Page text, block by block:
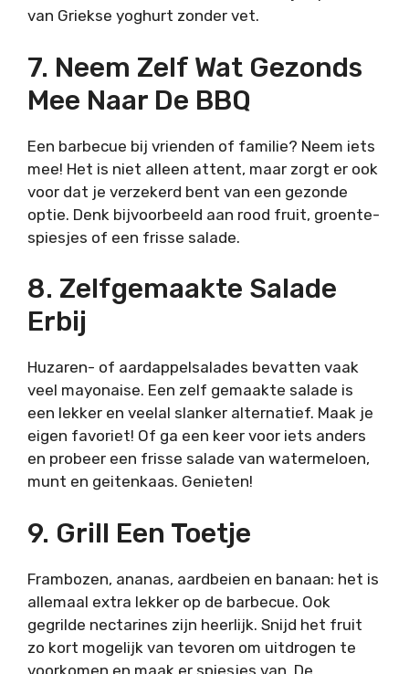
van Griekse yoghurt zonder vet.
7. Neem Zelf Wat Gezonds
Mee Naar De BBQ
Een barbecue bij vrienden of familie? Neem iets
mee! Het is niet alleen attent, maar zorgt er ook
voor dat je verzekerd bent van een gezonde
optie. Denk bijvoorbeeld aan rood fruit, groente-
spiesjes of een frisse salade.
8. Zelfgemaakte Salade
Erbij
Huzaren- of aardappelsalades bevatten vaak
veel mayonaise. Een zelf gemaakte salade is
een lekker en veelal slanker alternatief. Maak je
eigen favoriet! Of ga een keer voor iets anders
en probeer een frisse salade van watermeloen,
munt en geitenkaas. Genieten!
9. Grill Een Toetje
Frambozen, ananas, aardbeien en banaan: het is
allemaal extra lekker op de barbecue. Ook
gegrilde nectarines zijn heerlijk. Snijd het fruit
zo kort mogelijk van tevoren om uitdrogen te
voorkomen en maak er spiesjes van. De